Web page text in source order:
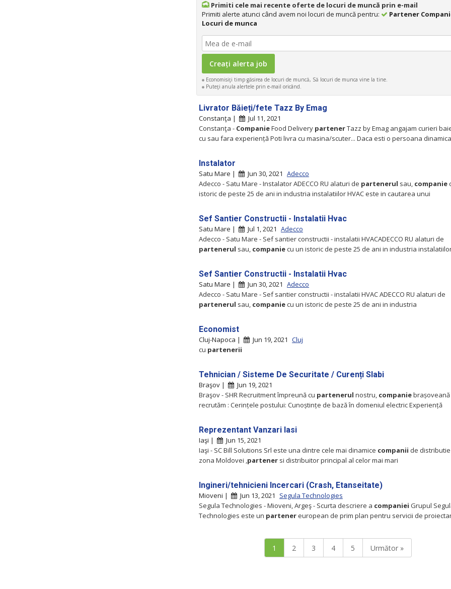
Primiti cele mai recente oferte de locuri de muncă prin e-mail
Primiti alerte atunci când avem noi locuri de muncă pentru:
Partener
Locuri de munca
Economisiţi timp găsirea de locuri de muncă, Să locuri de munca vine la tine.
Puteţi anula alertele prin e-mail oricând.
Livrator Băieți/fete Tazz By Emag
Constanţa |
Jul 11, 2021
Constanţa - CompanieFood Delivery partenerTazz by Emag angajam curieri
cu sau fara experiență Poti livra cu masina/scuter... Daca esti o persoana dinamica
Instalator
Satu Mare | Jun 30, 2021 Adecco
Adecco - Satu Mare - Instalator ADECCO RU alaturi de partenerul sau, companie
istoric de peste 25 de ani in industria instalatiilor HVAC este in cautarea unui
Sef Santier Constructii - Instalatii Hvac
Satu Mare | Jul 1, 2021 Adecco
Adecco - Satu Mare - Sef santier constructii - instalatii HVACADECCO RU alaturi de
partenerul sau, companiecu un istoric de peste 25 de ani in industria
Sef Santier Constructii - Instalatii Hvac
Satu Mare | Jun 30, 2021 Adecco
Adecco - Satu Mare - Sef santier constructii - instalatii HVAC ADECCO RU alaturi de
partenerul sau, companiecu un istoric de peste 25 de ani in industria
Economist
Cluj-Napoca | Jun 19, 2021 Cluj
cu partenerii
Tehnician / Sisteme De Securitate / Curenți Slabi
Braşov |
Jun 19, 2021
Braşov - SHR Recruitment împreună cu partenerul nostru, companiebrașoveană
recrutăm : Cerințele postului: Cunoștințe de bază în domeniul electric Experiență
Reprezentant Vanzari Iasi
Iaşi |
Jun 15, 2021
Iaşi - SC Bill Solutions Srl este una dintre cele mai dinamice companii de
zona Moldovei ,partener si distribuitor principal al celor mai mari
Ingineri/tehnicieni Incercari (Crash, Etanseitate)
Mioveni | Jun 13, 2021
Segula Technologies
Segula Technologies - Mioveni, Argeş - Scurta descriere a companiei Grupul
Technologies este un partenereuropean de prim plan pentru servicii de
1 2 3 4 5 Următor »